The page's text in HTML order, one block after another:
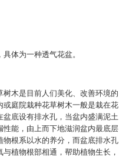
体为一种透气花盆。
树木是目前人们美化、改善环境的
或庭院栽种花草树木一般是栽在花
盆底设有排水孔，当盆内盛满泥土
性能，由上而下地滋润盆内最底层
物根系以水的养分，而盆底排水孔
植物根部相通，帮助植物生长，